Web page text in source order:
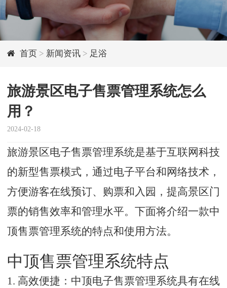
首页 > 新闻资讯 > 足浴
旅游景区电子售票管理系统怎么
用？
2024-02-18
旅游景区电子售票管理系统是基于互联网科技
的新型售票模式，通过电子平台和网络技术，
方便游客在线预订、购票和入园，提高景区门
票的销售效率和管理水平。下面将介绍一款中
顶售票管理系统的特点和使用方法。
中顶售票管理系统特点
1. 高效便捷：中顶电子售票管理系统具有在线